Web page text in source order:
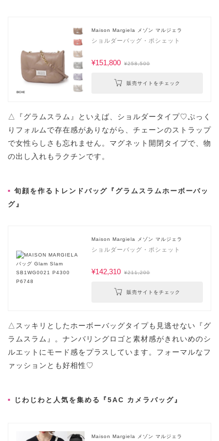
Maison Margiela メゾン マルジェラ
ショルダーバッグ・ポシェット
¥151,800 ¥258,500
販売サイトをチェック
△『グラムスラム』といえば、ショルダータイプ♡ぷっく
りフォルムで存在感がありながら、チェーンのストラップ
で女性らしさも忘れません。マグネット開閉タイプで、物
の出し入れもラクチンです。
旬顔を作るトレンドバッグ『グラムスラムホーボーバッ
グ』
Maison Margiela メゾン マルジェラ
ショルダーバッグ・ポシェット
¥142,310 ¥211,200
販売サイトをチェック
△スッキリとしたホーボーバッグタイプも見逃せない『グ
ラムスラム』。ナンバリングロゴと素材感がきれいめのシ
ルエットにモード感をプラスしています。フォーマルなフ
ァッションとも好相性♡
じわじわと人気を集める『5AC カメラバッグ』
Maison Margiela メゾン マルジェラ